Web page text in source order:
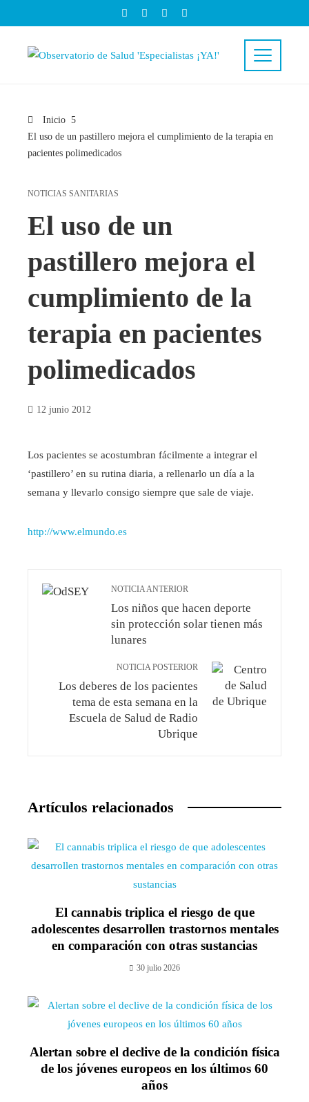
Inicio
El uso de un pastillero mejora el cumplimiento de la terapia en
pacientes polimedicados
NOTICIAS SANITARIAS
El uso de un
pastillero mejora el
cumplimiento de la
terapia en pacientes
polimedicados
12 junio 2012
Los pacientes se acostumbran fácilmente a integrar el
‘pastillero’ en su rutina diaria, a rellenarlo un día a la
semana y llevarlo consigo siempre que sale de viaje.
http://www.elmundo.es
NOTICIA ANTERIOR
Los niños que hacen deporte
sin protección solar tienen más
lunares
NOTICIA POSTERIOR
Los deberes de los pacientes
tema de esta semana en la
Escuela de Salud de Radio
Ubrique
Artículos relacionados
El cannabis triplica el riesgo de que
adolescentes desarrollen trastornos mentales
en comparación con otras sustancias
30 julio 2026
Alertan sobre el declive de la condición física
de los jóvenes europeos en los últimos 60
años